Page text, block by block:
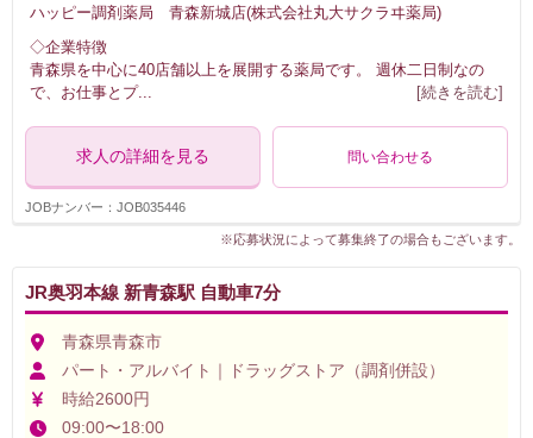
ハッピー調剤薬局 青森新城店(株式会社丸大サクラヰ薬局)
◇企業特徴
青森県を中心に40店舗以上を展開する薬局です。 週休二日制なの
で、お仕事とプ... [続きを読む]
求人の詳細を見る 問い合わせる
JOBナンバー：JOB035446
※応募状況によって募集終了の場合もございます。
JR奥羽本線 新青森駅 自動車7分
青森県青森市
パート・アルバイト｜ドラッグストア（調剤併設）
時給2600円
09:00〜18:00